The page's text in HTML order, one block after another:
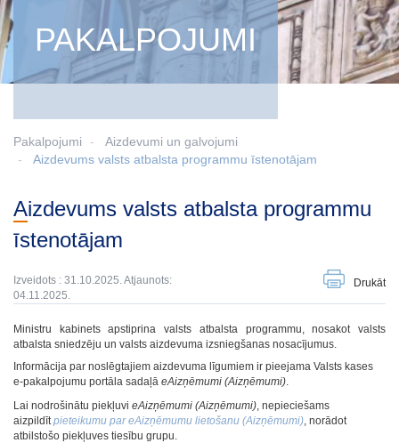
PAKALPOJUMI
Pakalpojumi
Aizdevumi un galvojumi
Aizdevums valsts atbalsta programmu īstenotājam
Aizdevums valsts atbalsta programmu
īstenotājam
Izveidots : 31.10.2025. Atjaunots:
04.11.2025.
Drukāt
Ministru kabinets apstiprina valsts atbalsta programmu, nosakot valsts
atbalsta sniedzēju un valsts aizdevuma izsniegšanas nosacījumus.
Informācija par noslēgtajiem aizdevuma līgumiem ir pieejama Valsts kases
e‑pakalpojumu portāla sadaļā eAizņēmumi (Aizņēmumi).
Lai nodrošinātu piekļuvi eAizņēmumi (Aizņēmumi), nepieciešams
aizpildītpieteikumu par eAizņēmumu lietošanu (Aizņēmumi), norādot
atbilstošo piekļuves tiesību grupu.